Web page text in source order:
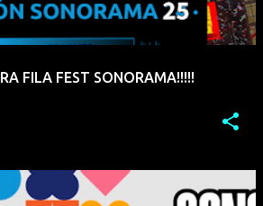
FILA FEST SONORAMA!!!!!